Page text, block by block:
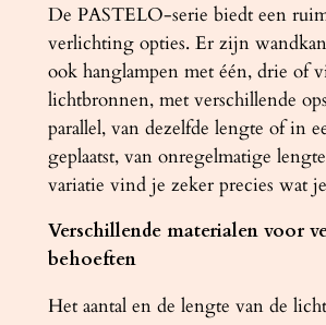
De PASTELO-serie biedt een
verlichting opties. Er zijn
ook hanglampen met één, drie of
lichtbronnen, met verschillende
parallel, van dezelfde lengte of in
geplaatst, van onregelmatige
variatie vind je zeker precies wat
Verschillende materialen voor
behoeften
Het aantal en de lengte van de